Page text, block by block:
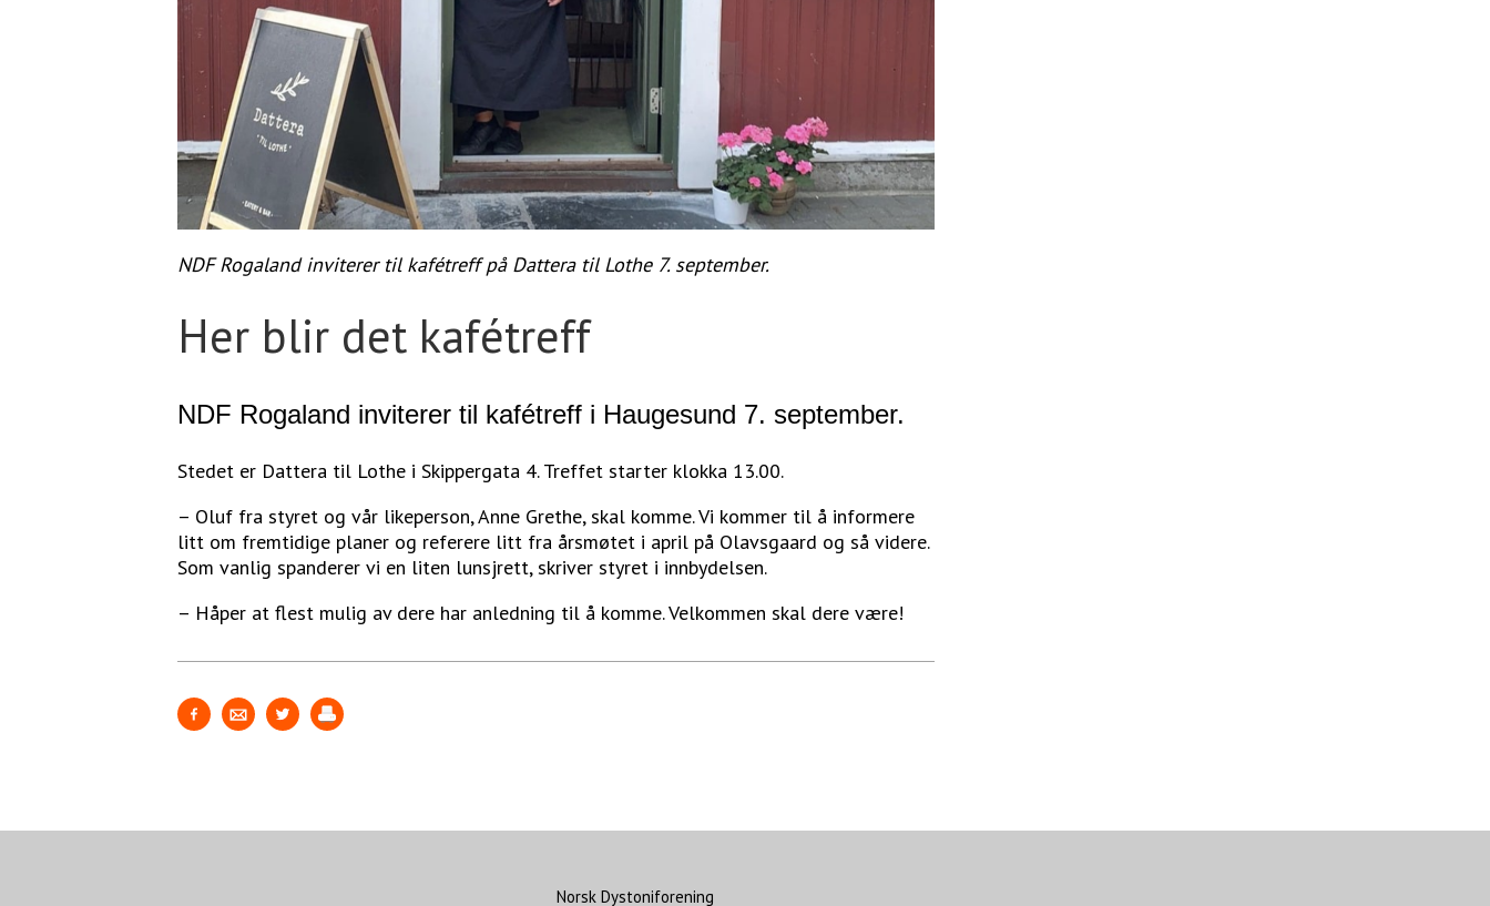
NDF Rogaland inviterer til kafétreff på Dattera til Lothe 7. september.
Her blir det kafétreff
NDF Rogaland inviterer til kafétreff i Haugesund 7. september.
Stedet er Dattera til Lothe i Skippergata 4. Treffet starter klokka 13.00.
– Oluf fra styret og vår likeperson, Anne Grethe, skal komme. Vi kommer til å informere
litt om fremtidige planer og referere litt fra årsmøtet i april på Olavsgaard og så videre.
Som vanlig spanderer vi en liten lunsjrett, skriver styret i innbydelsen.
– Håper at flest mulig av dere har anledning til å komme. Velkommen skal dere være!
Norsk Dystoniforening